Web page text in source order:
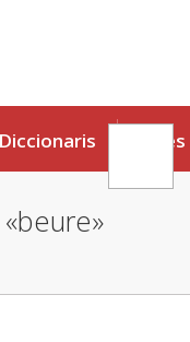
Diccionaris Eines